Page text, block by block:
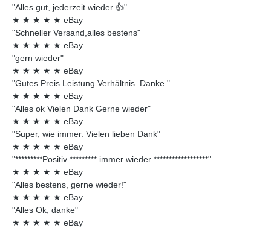
"Alles gut, jederzeit wieder 👍"
★ ★ ★ ★ ★ eBay
"Schneller Versand,alles bestens"
★ ★ ★ ★ ★ eBay
"gern wieder"
★ ★ ★ ★ ★ eBay
"Gutes Preis Leistung Verhältnis. Danke."
★ ★ ★ ★ ★ eBay
"Alles ok Vielen Dank Gerne wieder"
★ ★ ★ ★ ★ eBay
"Super, wie immer. Vielen lieben Dank"
★ ★ ★ ★ ★ eBay
"*********Positiv ********* immer wieder ******************"
★ ★ ★ ★ ★ eBay
"Alles bestens, gerne wieder!"
★ ★ ★ ★ ★ eBay
"Alles Ok, danke"
★ ★ ★ ★ ★ eBay